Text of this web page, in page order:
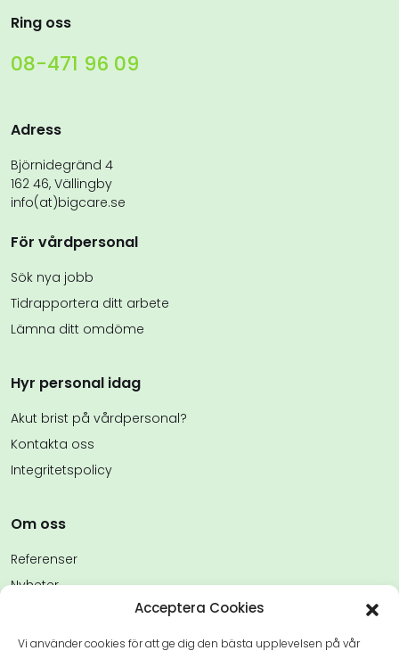
Acceptera Cookies
Vi använder cookies för att ge dig den bästa upplevelsen på vår
Ring oss
08-471 96 09
Adress
Björnidegränd 4
162 46, Vällingby
info(at)bigcare.se
För vårdpersonal
Sök nya jobb
Tidrapportera ditt arbete
Lämna ditt omdöme
Hyr personal idag
Akut brist på vårdpersonal?
Kontakta oss
Integritetspolicy
Om oss
Referenser
Nyheter
Kontakta oss